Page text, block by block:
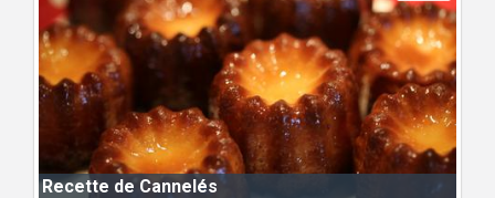
Recette de Cannelés